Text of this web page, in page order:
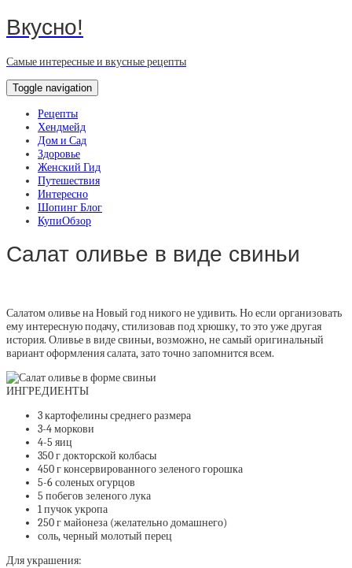
Вкусно!
Самые интересные и вкусные рецепты
Toggle navigation
Рецепты
Хендмейд
Дом и Сад
Здоровье
Женский Гид
Путешествия
Интересно
Шопинг Блог
КупиОбзор
Салат оливье в виде свиньи
Салатом оливье на Новый год никого не удивить. Но если организовать
ему интересную подачу, стилизовав под хрюшку, то это уже другая
история. Оливье в виде свиньи, возможно, не самый оригинальный
вариант оформления салата, зато точно запомнится всем.
ИНГРЕДИЕНТЫ
3 картофелины среднего размера
3-4 моркови
4-5 яиц
350 г докторской колбасы
450 г консервированного зеленого горошка
5-6 соленых огурцов
5 побегов зеленого лука
1 пучок укропа
250 г майонеза (желательно домашнего)
соль, черный молотый перец
Для украшения: